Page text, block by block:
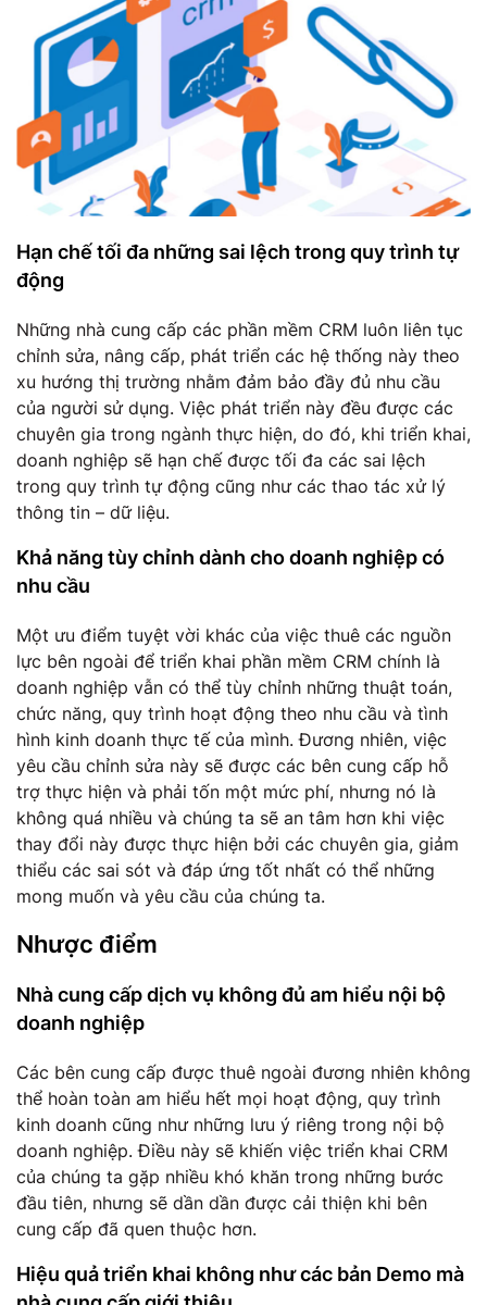
Hạn chế tối đa những sai lệch trong quy trình tự
động
Những nhà cung cấp các phần mềm CRM luôn liên tục
chỉnh sửa, nâng cấp, phát triển các hệ thống này theo
xu hướng thị trường nhằm đảm bảo đầy đủ nhu cầu
của người sử dụng. Việc phát triển này đều được các
chuyên gia trong ngành thực hiện, do đó, khi triển khai,
doanh nghiệp sẽ hạn chế được tối đa các sai lệch
trong quy trình tự động cũng như các thao tác xử lý
thông tin – dữ liệu.
Khả năng tùy chỉnh dành cho doanh nghiệp có
nhu cầu
Một ưu điểm tuyệt vời khác của việc thuê các nguồn
lực bên ngoài để triển khai phần mềm CRM chính là
doanh nghiệp vẫn có thể tùy chỉnh những thuật toán,
chức năng, quy trình hoạt động theo nhu cầu và tình
hình kinh doanh thực tế của mình. Đương nhiên, việc
yêu cầu chỉnh sửa này sẽ được các bên cung cấp hỗ
trợ thực hiện và phải tốn một mức phí, nhưng nó là
không quá nhiều và chúng ta sẽ an tâm hơn khi việc
thay đổi này được thực hiện bởi các chuyên gia, giảm
thiểu các sai sót và đáp ứng tốt nhất có thể những
mong muốn và yêu cầu của chúng ta.
Nhược điểm
Nhà cung cấp dịch vụ không đủ am hiểu nội bộ
doanh nghiệp
Các bên cung cấp được thuê ngoài đương nhiên không
thể hoàn toàn am hiểu hết mọi hoạt động, quy trình
kinh doanh cũng như những lưu ý riêng trong nội bộ
doanh nghiệp. Điều này sẽ khiến việc triển khai CRM
của chúng ta gặp nhiều khó khăn trong những bước
đầu tiên, nhưng sẽ dần dần được cải thiện khi bên
cung cấp đã quen thuộc hơn.
Hiệu quả triển khai không như các bản Demo mà